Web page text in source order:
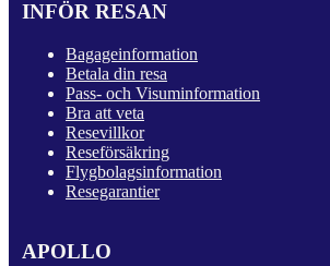
INFÖR RESAN
Bagageinformation
Betala din resa
Pass- och Visuminformation
Bra att veta
Resevillkor
Reseförsäkring
Flygbolagsinformation
Resegarantier
APOLLO